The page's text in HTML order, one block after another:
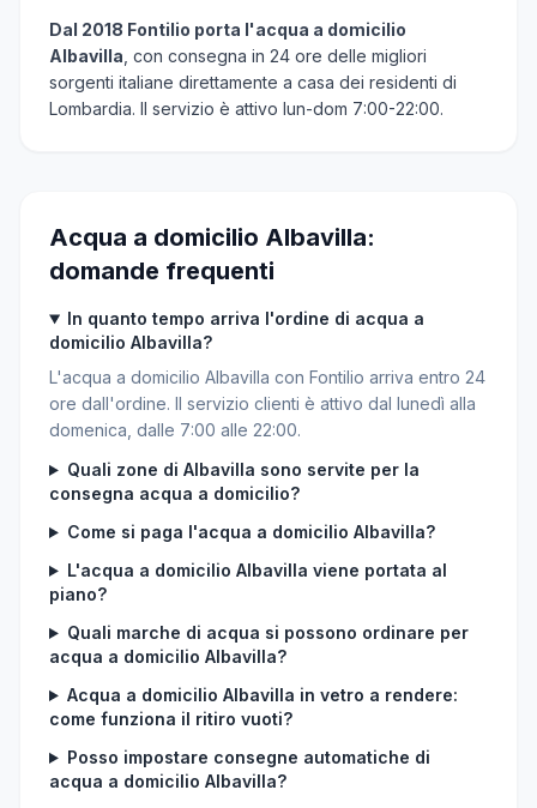
Dal 2018 Fontilio porta l'acqua a domicilio
Albavilla , con consegna in 24 ore delle migliori
sorgenti italiane direttamente a casa dei residenti di
Lombardia. Il servizio è attivo lun-dom 7:00-22:00.
Acqua a domicilio Albavilla:
domande frequenti
In quanto tempo arriva l'ordine di acqua a
domicilio Albavilla?
L'acqua a domicilio Albavilla con Fontilio arriva entro 24
ore dall'ordine. Il servizio clienti è attivo dal lunedì alla
domenica, dalle 7:00 alle 22:00.
Quali zone di Albavilla sono servite per la
consegna acqua a domicilio?
Come si paga l'acqua a domicilio Albavilla?
L'acqua a domicilio Albavilla viene portata al
piano?
Quali marche di acqua si possono ordinare per
acqua a domicilio Albavilla?
Acqua a domicilio Albavilla in vetro a rendere:
come funziona il ritiro vuoti?
Posso impostare consegne automatiche di
acqua a domicilio Albavilla?